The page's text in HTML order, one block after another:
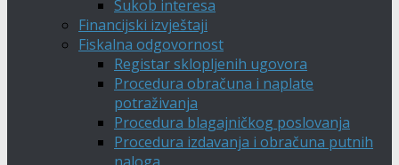
Sukob interesa
Financijski izvještaji
Fiskalna odgovornost
Registar sklopljenih ugovora
Procedura obračuna i naplate
potraživanja
Procedura blagajničkog poslovanja
Procedura izdavanja i obračuna putnih